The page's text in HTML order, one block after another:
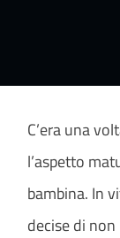
C’era una
l’aspetto
bambina. In
decise di